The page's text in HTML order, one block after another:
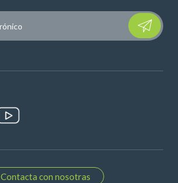
Please
Contacta con nosotras